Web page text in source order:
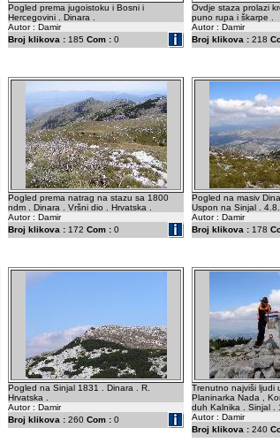
Pogled prema jugoistoku i Bosni i
Hercegovini . Dinara .
Autor : Damir
Broj klikova : 185 Com : 0
Ovdje staza prolazi
puno rupa i škarpe .
Autor : Damir
Broj klikova : 218
Pogled prema natrag na stazu sa 1800
ndm . Dinara . Vršni dio . Hrvatska .
Autor : Damir
Broj klikova : 172 Com : 0
Pogled na masiv
Uspon na Sinjal .
Autor : Damir
Broj klikova : 178
Pogled na Sinjal 1831 . Dinara . R.
Hrvatska .
Autor : Damir
Broj klikova : 260 Com : 0
Trenutno najviši ljudi
Planinarka Nada ,
duh Kalnika . Sinjal .
Autor : Damir
Broj klikova : 240